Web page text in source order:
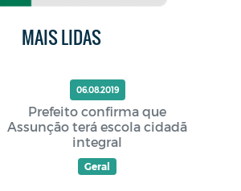
MAIS LIDAS
06.08.2019
Prefeito confirma que
Assunção terá escola cidadã
integral
Geral